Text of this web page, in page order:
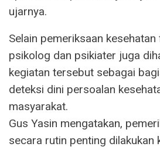
ujarnya.
Selain pemeriksaan kesehatan
psikolog dan psikiater juga
kegiatan tersebut sebagai
deteksi dini persoalan
masyarakat.
Gus Yasin mengatakan,
secara rutin penting dilakukan